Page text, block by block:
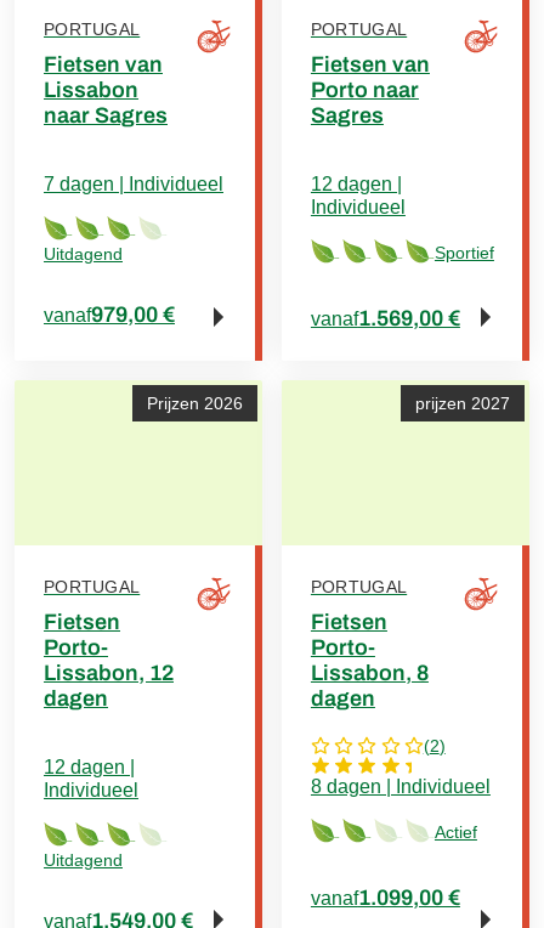
PORTUGAL
Fietsen van
Lissabon
naar Sagres
Uitdagend
7 dagen | Individueel
vanaf979,00 €
PORTUGAL
Fietsen van
Porto naar
Sagres
Sportief
12 dagen |
Individueel
vanaf1.569,00 €
Prijzen 2026
PORTUGAL
Fietsen
Porto-
Lissabon, 12
dagen
Uitdagend
12 dagen |
Individueel
vanaf1.549,00 €
prijzen 2027
PORTUGAL
Fietsen
Porto-
Lissabon, 8
dagen
(2)
Actief
8 dagen | Individueel
vanaf1.099,00 €